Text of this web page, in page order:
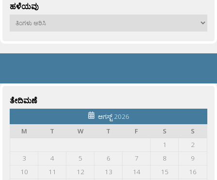
ಹಳೆಯವು
ಹಳೆಯವು
ತೇದಿಮಣೆ
ಆಗಸ್ಟ್ 2026
M
T W T F S
S
1
2
3
4 5 6 7 8
9
10
11 12 13 14 15
16